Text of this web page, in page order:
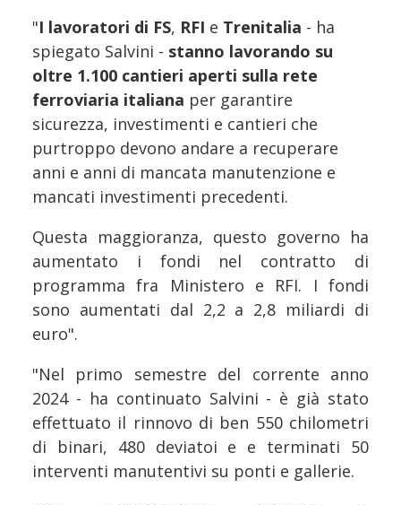
"I lavoratori di FS, RFI e Trenitalia - ha
spiegato Salvini - stanno lavorando su
oltre 1.100 cantieri aperti sulla rete
ferroviaria italiana per garantire
sicurezza, investimenti e cantieri che
purtroppo devono andare a recuperare
anni e anni di mancata manutenzione e
mancati investimenti precedenti.
Questa maggioranza, questo governo ha
aumentato i fondi nel contratto di
programma fra Ministero e RFI. I fondi
sono aumentati dal 2,2 a 2,8 miliardi di
euro".
"Nel primo semestre del corrente anno
2024 - ha continuato Salvini - è già stato
effettuato il rinnovo di ben 550 chilometri
di binari, 480 deviatoi e e terminati 50
interventi manutentivi su ponti e gallerie.